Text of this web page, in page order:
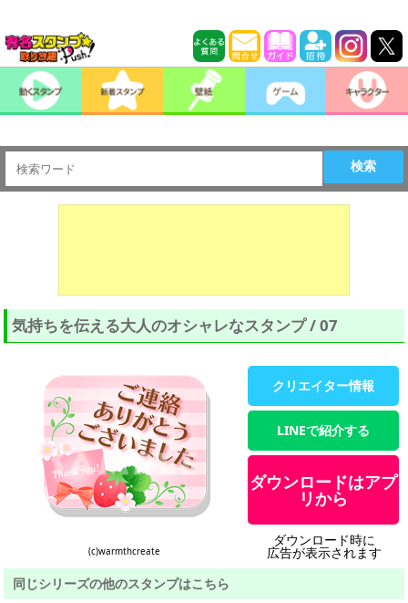
検索
気持ちを伝える大人のオシャレなスタンプ / 07
(c)warmthcreate
クリエイター情報
LINEで紹介する
ダウンロードはアプ
リから
ダウンロード時に
広告が表示されます
同じシリーズの他のスタンプはこちら